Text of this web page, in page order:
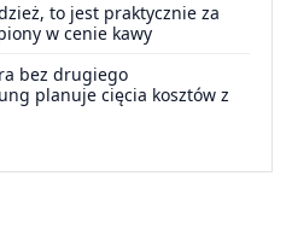
to jest praktycznie za
w cenie kawy
bez drugiego
planuje cięcia kosztów z